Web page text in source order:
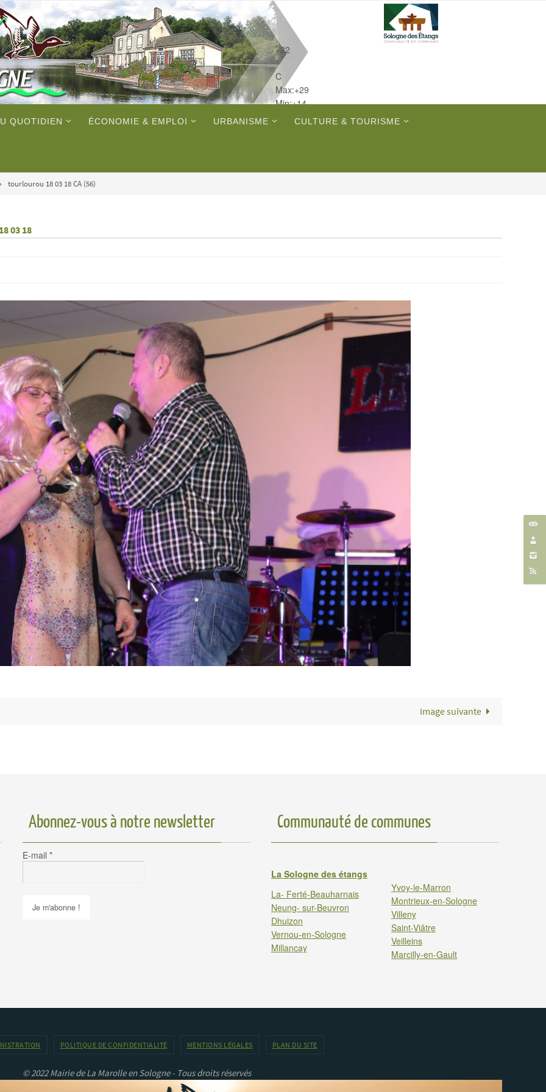
+22
°
C
Max:+29
Min:+14
QUOTIDIEN ÉCONOMIE & EMPLOI URBANISME CULTURE & TOURISME
tourlourou 18 03 18 CA (56)
03 18
Image suivante
Abonnez-vous à notre newsletter
E-mail *
Communauté de communes
La Sologne des étangs
La- Ferté-Beauharnais
Neung- sur-Beuvron
Dhuizon
Vernou-en-Sologne
Millancay
Yvoy-le-Marron
Montrieux-en-Sologne
Villeny
Saint-Viâtre
Veilleins
Marcilly-en-Gault
POLITIQUE DE CONFIDENTIALITÉ MENTIONS LÉGALES PLAN DU SITE
© 2022 Mairie de La Marolle en Sologne - Tous droits réservés